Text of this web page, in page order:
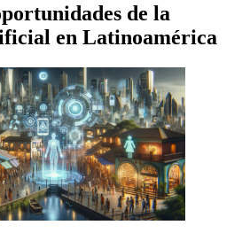
de la
en Latinoamérica